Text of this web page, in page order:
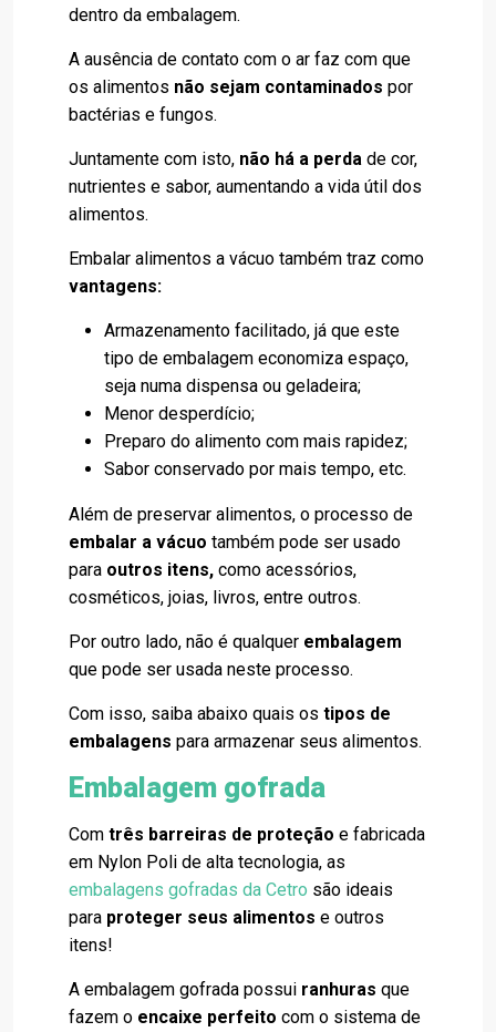
dentro da embalagem.
A ausência de contato com o ar faz com que
os alimentos não sejam contaminados por
bactérias e fungos.
Juntamente com isto, não há a perda de cor,
nutrientes e sabor, aumentando a vida útil dos
alimentos.
Embalar alimentos a vácuo também traz como
vantagens:
Armazenamento facilitado, já que este
tipo de embalagem economiza espaço,
seja numa dispensa ou geladeira;
Menor desperdício;
Preparo do alimento com mais rapidez;
Sabor conservado por mais tempo, etc.
Além de preservar alimentos, o processo de
embalar a vácuo também pode ser usado
para outros itens, como acessórios,
cosméticos, joias, livros, entre outros.
Por outro lado, não é qualquer embalagem
que pode ser usada neste processo.
Com isso, saiba abaixo quais os tipos de
embalagens para armazenar seus alimentos.
Embalagem gofrada
Com três barreiras de proteção e fabricada
em Nylon Poli de alta tecnologia, as
embalagens gofradas da Cetro são ideais
para proteger seus alimentos e outros
itens!
A embalagem gofrada possui ranhuras que
fazem o encaixe perfeito com o sistema de